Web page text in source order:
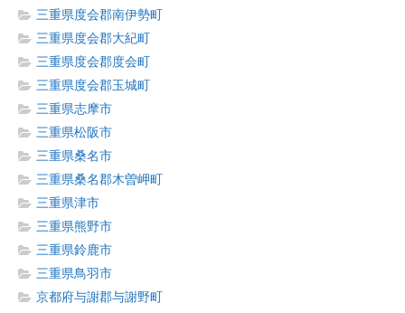
三重県度会郡南伊勢町
三重県度会郡大紀町
三重県度会郡度会町
三重県度会郡玉城町
三重県志摩市
三重県松阪市
三重県桑名市
三重県桑名郡木曽岬町
三重県津市
三重県熊野市
三重県鈴鹿市
三重県鳥羽市
京都府与謝郡与謝野町